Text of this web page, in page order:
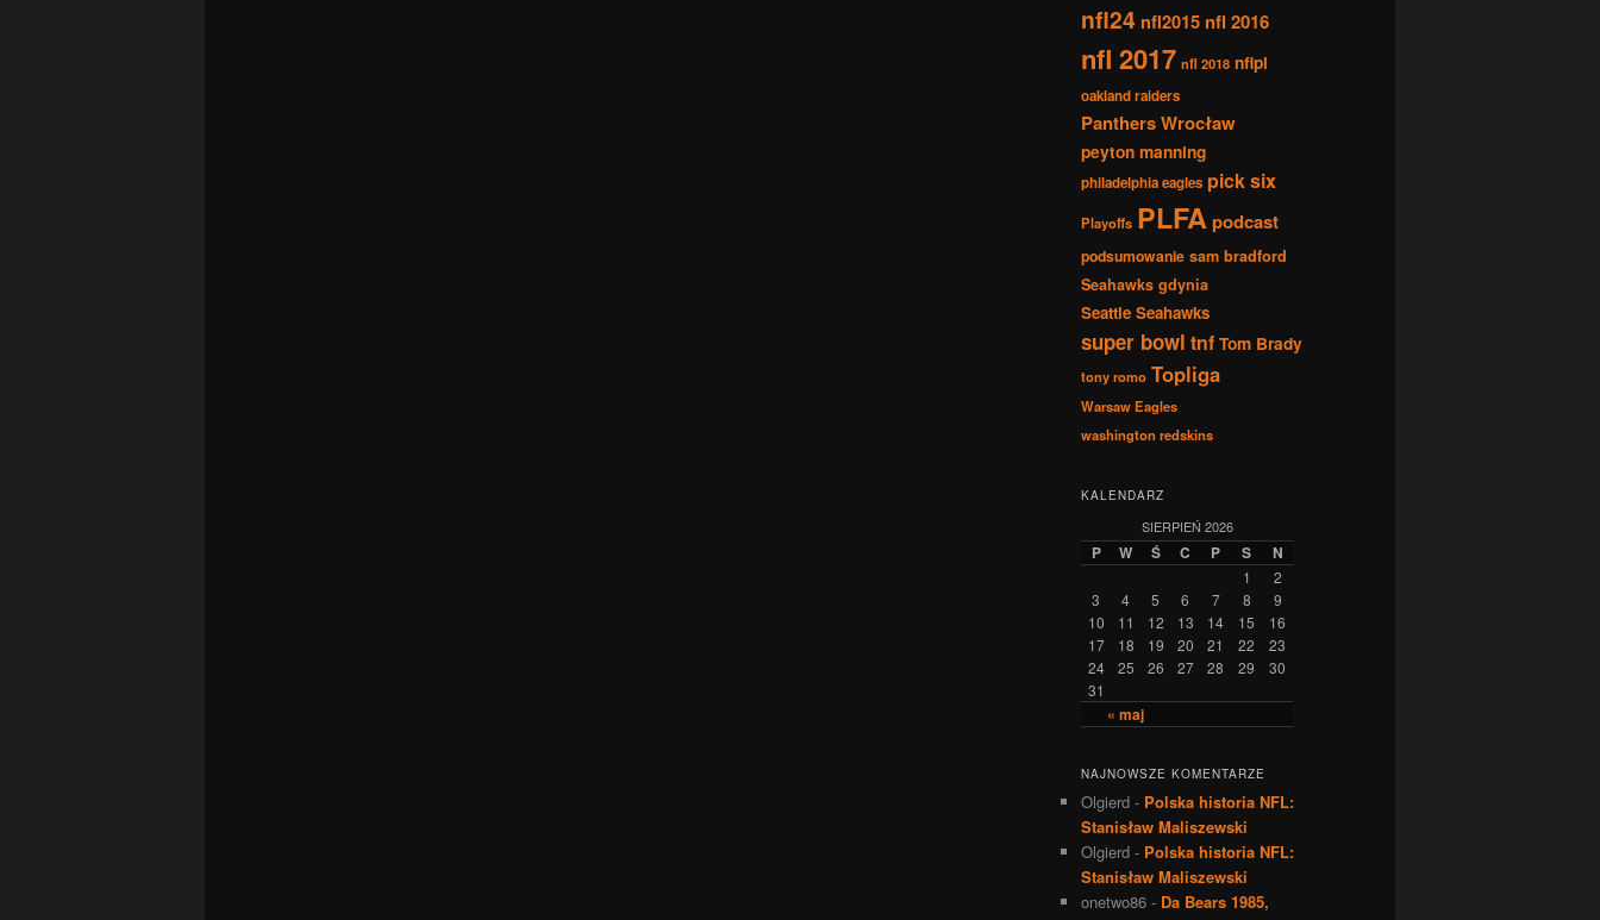
nfl24 nfl2015 nfl 2016
nfl 2017 nfl 2018 nflpl
oakland raiders
Panthers Wrocław
peyton manning
philadelphia eagles pick six
Playoffs PLFApodcast
podsumowanie sam bradford
Seahawks gdynia
Seattle Seahawks
super bowl tnf Tom Brady
tony romo Topliga
Warsaw Eagles
washington redskins
KALENDARZ
SIERPIEŃ 2026
P W Ś C P S N
« maj
1
2
3
4 5 6 7 8
9
10
11 12 13 14 15
16
17
18 19 20 21 22
23
24
25 26 27 28 29
30
31
NAJNOWSZE KOMENTARZE
Olgierd - Polska historia NFL:
Stanisław Maliszewski
Olgierd - Polska historia NFL:
Stanisław Maliszewski
onetwo86 - Da Bears 1985,